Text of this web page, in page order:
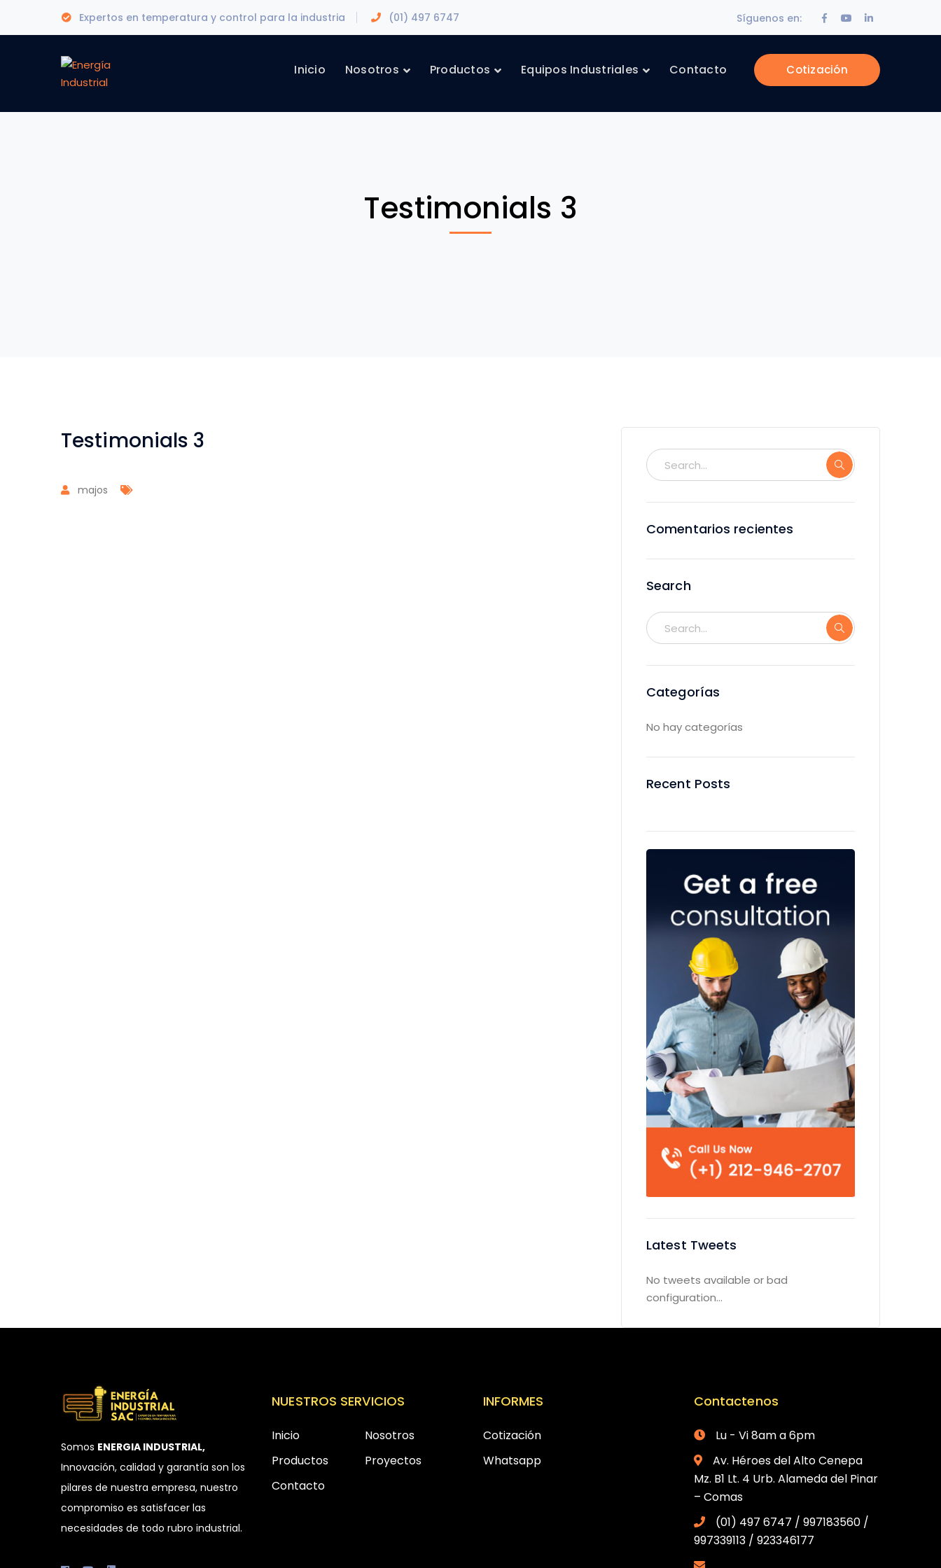
Expertos en temperatura y control para la industria (01) 497 6747 Síguenos en:
Facebook
Profile
Youtube
Profile
LinkedIn
Profile
Cotización
Inicio Nosotros Productos Equipos Industriales Contacto
Testimonials 3
Testimonials 3
majos
Comentarios recientes
Search
Categorías
No hay categorías
Recent Posts
Latest Tweets
No tweets available or bad
configuration...
Somos ENERGIA INDUSTRIAL,
Innovación, calidad y garantía son los
pilares de nuestra empresa, nuestro
compromiso es satisfacer las
necesidades de todo rubro industrial.
NUESTROS SERVICIOS
Inicio
Nosotros
Productos
Proyectos
Contacto
INFORMES
Cotización
Whatsapp
Contactenos
Lu - Vi 8am a 6pm
Av. Héroes del Alto Cenepa
Mz. B1 Lt. 4 Urb. Alameda del Pinar
– Comas
(01) 497 6747 / 997183560 /
997339113 / 923346177